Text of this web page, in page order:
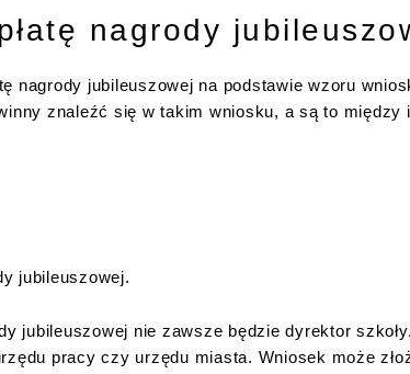
nagrody
nagrody jubileuszowej na podstawie wzoru
znaleźć się w takim wniosku, a są to między
jubileuszowej.
jubileuszowej nie zawsze będzie dyrektor
pracy czy urzędu miasta. Wniosek może